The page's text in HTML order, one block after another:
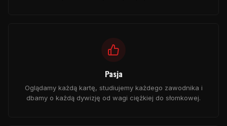
Pasja
Oglądamy każdą kartę, studiujemy każdego zawodnika i
dbamy o każdą dywizję od wagi ciężkiej do słomkowej.